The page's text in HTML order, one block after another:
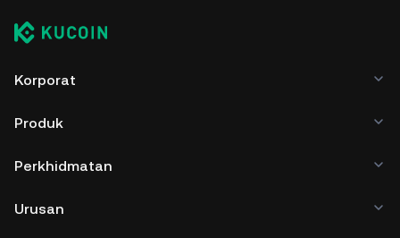
Korporat
Produk
Perkhidmatan
Urusan